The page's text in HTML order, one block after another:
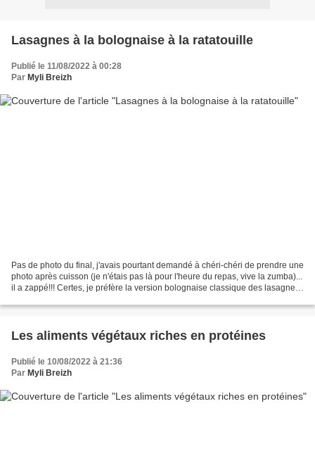
Lasagnes à la bolognaise à la ratatouille
Publié le 11/08/2022 à 00:28
Par Myli Breizh
Pas de photo du final, j'avais pourtant demandé à chéri-chéri de prendre une
photo après cuisson (je n'étais pas là pour l'heure du repas, vive la zumba)...
il a zappé!!! Certes, je préfère la version bolognaise classique des lasagnes,
Les aliments végétaux riches en protéines
Publié le 10/08/2022 à 21:36
Par Myli Breizh